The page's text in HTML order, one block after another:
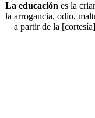
La educaciónes la
la arrogancia, odio,
a partir de la